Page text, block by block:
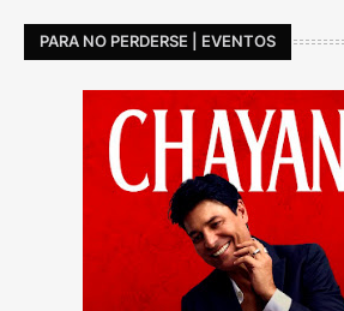
PARA NO PERDERSE | EVENTOS